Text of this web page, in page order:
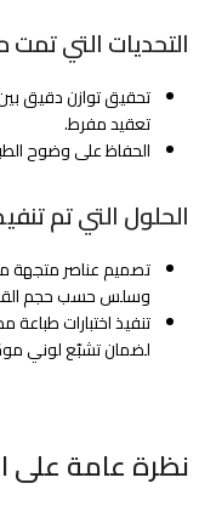
التحديات التي
تحقيق توازن دقيق
تعقيد مفرط.
الحفاظ على وضوح
الحلول التي تم
وسلس حسب حجم
تنفيذ اختبارات
لضمان تشبّع لوني
نظرة عامة على